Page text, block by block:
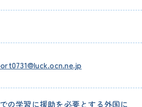
での学習に援助を必要とする外国に